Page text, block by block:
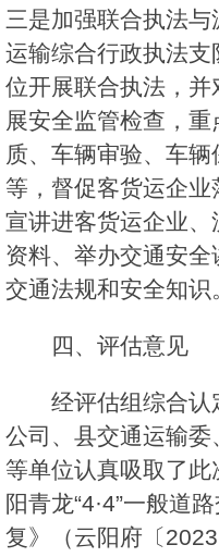
三是加强联合执法
运输综合行政执法
位开展联合执法，
展安全监管检查，
质、车辆审验、车
等，督促客货运企
宣讲进客货运企业
资料、举办交通安
交通法规和安全知识
四、评估意见
经评估组综合认
公司、县交通运输委
等单位认真吸取了
阳青龙“4·4”一般道
复》（云阳府〔